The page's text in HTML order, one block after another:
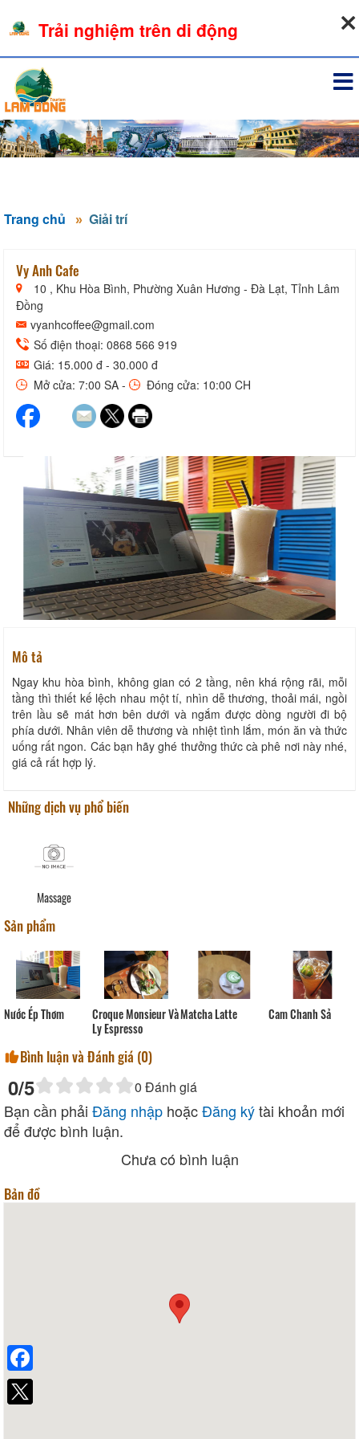
Trang chủ Giải trí
Vy Anh Cafe
10 , Khu Hòa Bình, Phường Xuân Hương - Đà Lạt, Tỉnh Lâm
Đồng
vyanhcoffee@gmail.com
Số điện thoại: 0868 566 919
Giá: 15.000 đ - 30.000 đ
Mở cửa: 7:00 SA -
Đóng cửa: 10:00 CH
Mô tả
Ngay khu hòa bình, không gian có 2 tầng, nên khá rộng rãi, mỗi
tầng thì thiết kế lệch nhau một tí, nhìn dễ thương, thoải mái, ngồi
trên lầu sẽ mát hơn bên dưới và ngắm được dòng người đi bộ
phía dưới. Nhân viên dễ thương và nhiệt tình lắm, món ăn và thức
uống rất ngon. Các bạn hãy ghé thưởng thức cà phê nơi này nhé,
giá cả rất hợp lý.
Những dịch vụ phổ biến
Massage
Sản phẩm
Nước Ép Thơm
Croque Monsieur Và
Ly Espresso
Matcha Latte Cam Chanh Sả
Bình luận và Đánh giá (0)
0/5 0 Đánh giá
Bạn cần phải Đăng nhập hoặcĐăng kýtài khoản mới
để được bình luận.
Chưa có bình luận
Bản đồ
Trải nghiệm trên di động
Facebook